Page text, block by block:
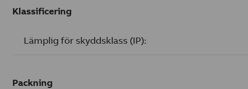
Klassificering
Lämplig för skyddsklass (IP):
Packning